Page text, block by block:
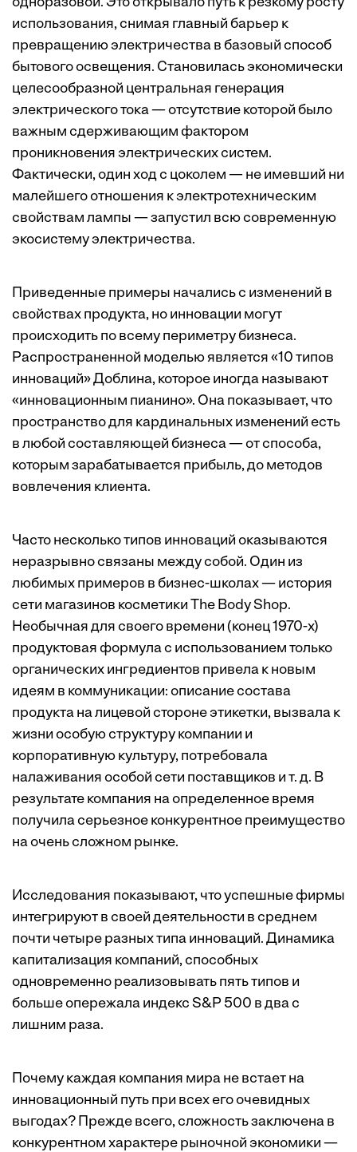
использования, снимая главный барьер к
превращению электричества в базовый способ
бытового освещения. Становилась экономически
целесообразной центральная генерация
электрического тока — отсутствие которой было
важным сдерживающим фактором
проникновения электрических систем.
Фактически, один ход с цоколем — не имевший ни
малейшего отношения к электротехническим
свойствам лампы — запустил всю современную
экосистему электричества.
Приведенные примеры начались с изменений в
свойствах продукта, но инновации могут
происходить по всему периметру бизнеса.
Распространенной моделью является «10 типов
инноваций» Доблина, которое иногда называют
«инновационным пианино». Она показывает, что
пространство для кардинальных изменений есть
в любой составляющей бизнеса — от способа,
которым зарабатывается прибыль, до методов
вовлечения клиента.
Часто несколько типов инноваций оказываются
неразрывно связаны между собой. Один из
любимых примеров в бизнес-школах — история
сети магазинов косметики The Body Shop.
Необычная для своего времени (конец 1970-х)
продуктовая формула с использованием только
органических ингредиентов привела к новым
идеям в коммуникации: описание состава
продукта на лицевой стороне этикетки, вызвала к
жизни особую структуру компании и
корпоративную культуру, потребовала
налаживания особой сети поставщиков и т. д. В
результате компания на определенное время
получила серьезное конкурентное преимущество
на очень сложном рынке.
Исследования показывают, что успешные фирмы
интегрируют в своей деятельности в среднем
почти четыре разных типа инноваций. Динамика
капитализация компаний, способных
одновременно реализовывать пять типов и
больше опережала индекс S&P 500 в два с
лишним раза.
Почему каждая компания мира не встает на
инновационный путь при всех его очевидных
выгодах? Прежде всего, сложность заключена в
конкурентном характере рыночной экономики —